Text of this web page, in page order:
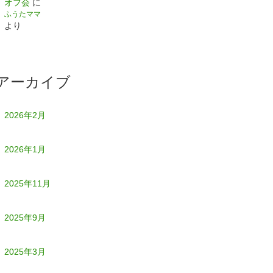
オフ会 に
ふうたママ
より
ーカイブ
2026年2月
2026年1月
2025年11月
2025年9月
2025年3月